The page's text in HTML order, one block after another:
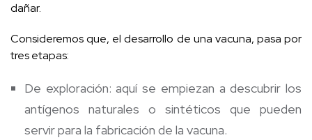
dañar.
Consideremos que, el desarrollo de una vacuna, pasa por
tres etapas:
De exploración: aquí se empiezan a descubrir los
antígenos naturales o sintéticos que pueden
servir para la fabricación de la vacuna.